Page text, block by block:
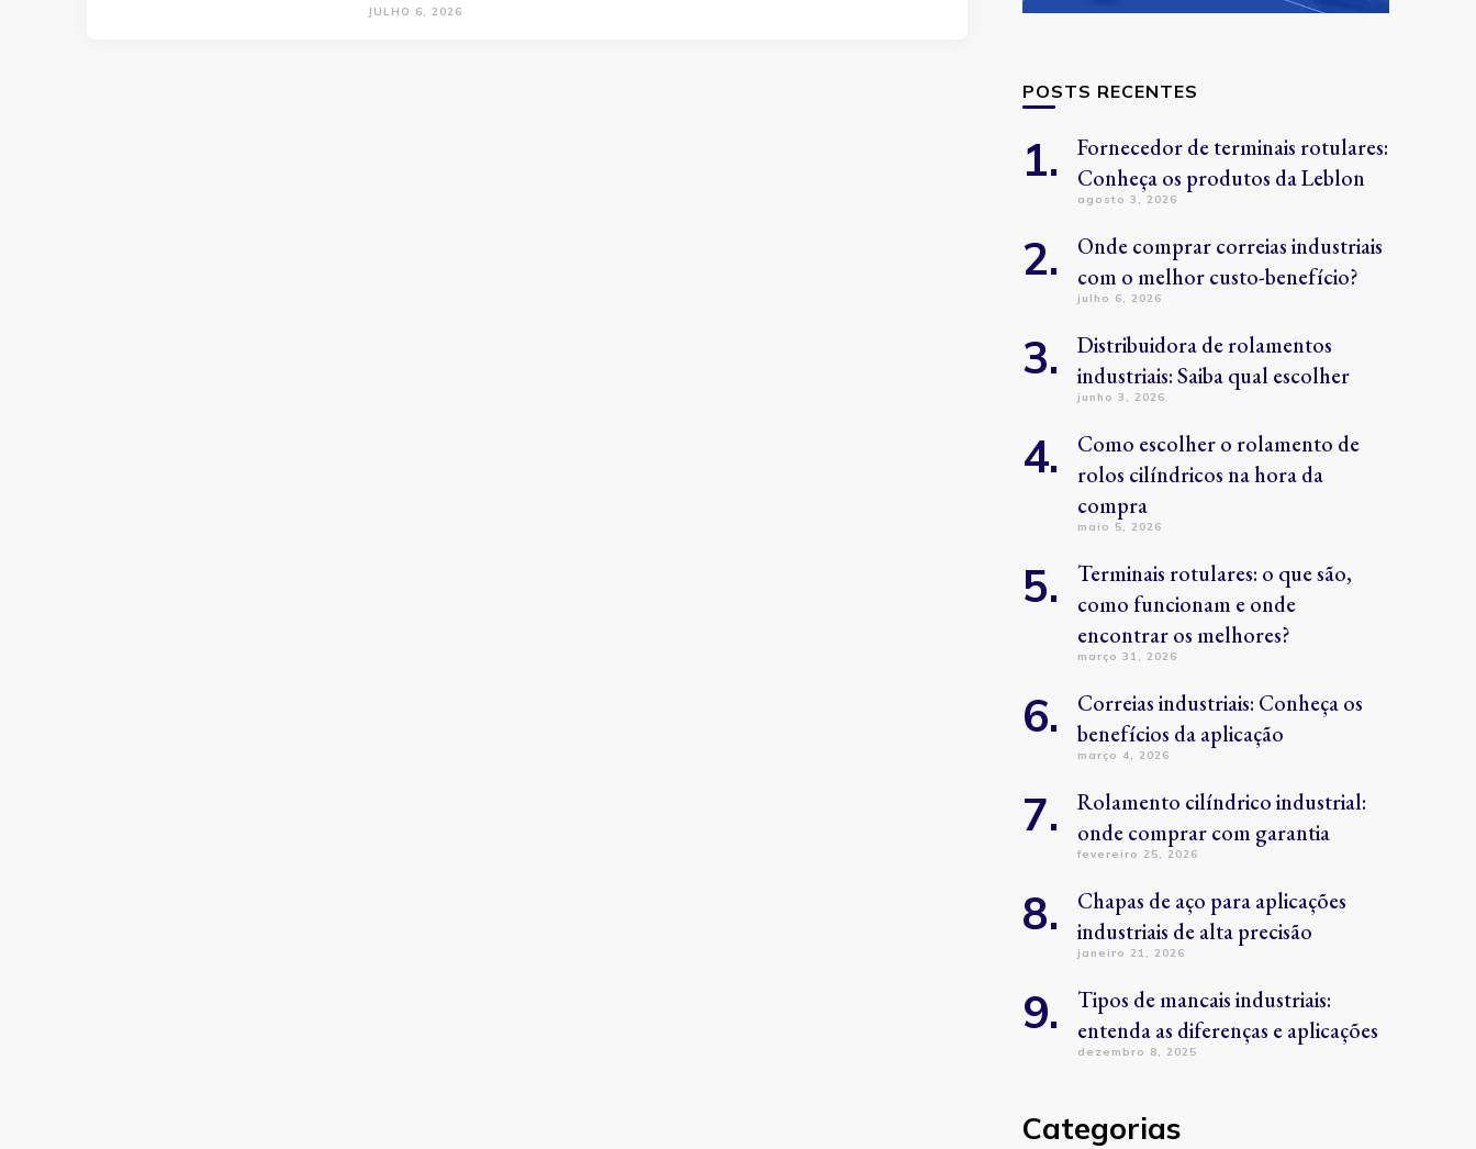
JULHO 6, 2026
POSTS RECENTES
Fornecedor de terminais rotulares:
Conheça os produtos da Leblon
agosto 3, 2026
Onde comprar correias industriais
com o melhor custo-benefício?
julho 6, 2026
Distribuidora de rolamentos
industriais: Saiba qual escolher
junho 3, 2026
Como escolher o rolamento de
rolos cilíndricos na hora da
compra
maio 5, 2026
Terminais rotulares: o que são,
como funcionam e onde
encontrar os melhores?
março 31, 2026
Correias industriais: Conheça os
benefícios da aplicação
março 4, 2026
Rolamento cilíndrico industrial:
onde comprar com garantia
fevereiro 25, 2026
Chapas de aço para aplicações
industriais de alta precisão
janeiro 21, 2026
Tipos de mancais industriais:
entenda as diferenças e aplicações
dezembro 8, 2025
Categorias